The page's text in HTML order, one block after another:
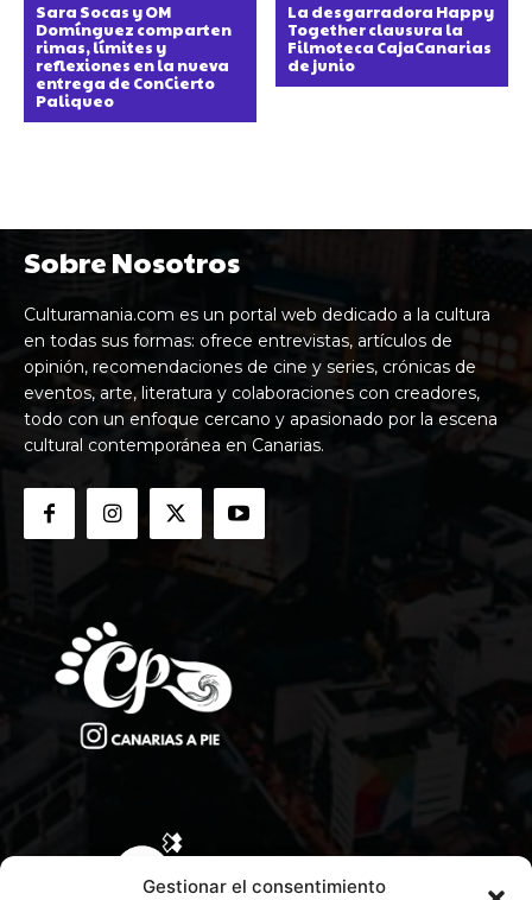
Gestionar el consentimiento
Sara Socas y OM
Domínguez comparten
rimas, límites y
reflexiones en la nueva
entrega de ConCierto
Paliqueo
La desgarradora Happy
Together clausura la
Filmoteca CajaCanarias
de junio
Sobre Nosotros
Culturamania.com es un portal web dedicado a la cultura
en todas sus formas: ofrece entrevistas, artículos de
opinión, recomendaciones de cine y series, crónicas de
eventos, arte, literatura y colaboraciones con creadores,
todo con un enfoque cercano y apasionado por la escena
cultural contemporánea en Canarias.